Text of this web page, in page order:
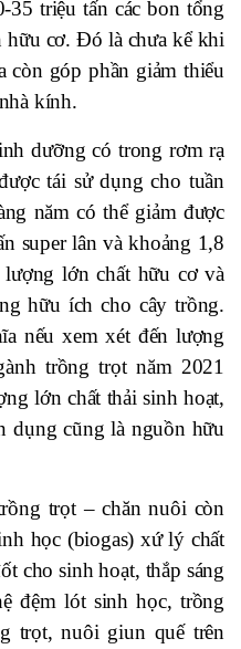
35 triệu tấn các bon tổng
hữu cơ. Đó là chưa kể khi
còn góp phần giảm thiểu
kính.
dưỡng có trong rơm rạ
tái sử dụng cho tuần
năm có thể giảm được
super lân và khoảng 1,8
lớn chất hữu cơ và
hữu ích cho cây trồng.
nếu xem xét đến lượng
trồng trọt năm 2021
lớn chất thải sinh hoạt,
dụng cũng là nguồn hữu
trọt – chăn nuôi còn
học (biogas) xứ lý chất
cho sinh hoạt, thắp sáng
đệm lót sinh học, trồng
trọt, nuôi giun quế trên